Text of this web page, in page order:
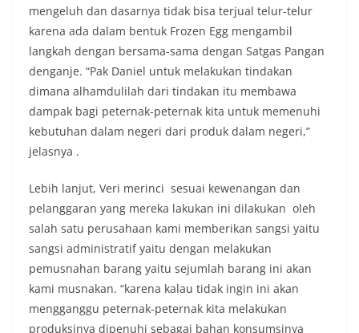
mengeluh dan dasarnya tidak bisa terjual telur-telur
karena ada dalam bentuk Frozen Egg mengambil
langkah dengan bersama-sama dengan Satgas Pangan
denganje. “Pak Daniel untuk melakukan tindakan
dimana alhamdulilah dari tindakan itu membawa
dampak bagi peternak-peternak kita untuk memenuhi
kebutuhan dalam negeri dari produk dalam negeri,”
jelasnya .
Lebih lanjut, Veri merinci sesuai kewenangan dan
pelanggaran yang mereka lakukan ini dilakukan oleh
salah satu perusahaan kami memberikan sangsi yaitu
sangsi administratif yaitu dengan melakukan
pemusnahan barang yaitu sejumlah barang ini akan
kami musnakan. “karena kalau tidak ingin ini akan
mengganggu peternak-peternak kita melakukan
produksinya dipenuhi sebagai bahan konsumsinya